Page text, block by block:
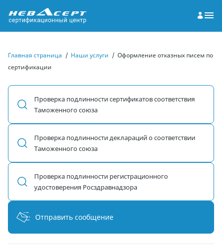
Главная страница / Наши услуги / Оформление отказных писем по
сертификации
Проверка подлинности сертификатов соответствия
Таможенного союза
Проверка подлинности деклараций о соответствии
Таможенного союза
Проверка подлинности регистрационного
удостоверения Росздравнадзора
Отправить сообщение